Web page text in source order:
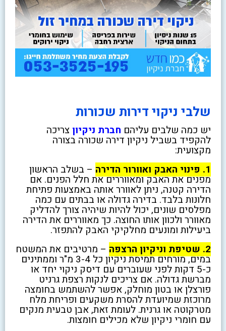
שלבי ניקוי דירות שכורות
יש כמה שלבים עליהם חברת ניקיון צריכה
להקפיד בשביל ניקיון דירה שכורה בצורה
מקצועית:
1. פינוי האבק ואוורור הדירה
– בשלב הראשון
מפנים את האבק ומאווררים את חלל הפנים. אם
הדירה קטנה, ניתן לאוורר אותה באמצעות פתיחת
חלונות בלבד. בדירה גדולה או בבתים עם כמה
מפלסים שונים, יכול להיות שיהיה צורך להדליק
מאוורר ולכוון אותו החוצה. כך מאווררים את הדירה
ביעילות ומונעים מחלקיקי האבק להתפזר.
2. שטיפת וניקיון הרצפה
– מרטיבים את המשטח
במים, מורחים תמיסת ניקיון כל 3-4 מ"ר וממתינים
כ-5 דקות לפני שעוברים עם דיסק ניקוי יחד או
מברשת גדולה. אם צריכים לנקות רצפת גרניט
פורצלן או בטון מוחלק, אפשר להשתמש בחומצה
מרוכזת שמיועדת להסרת משקעים ופריחת מלח
מטרקוטה או גרנית. לעומת זאת, אבן טבעית מנקים
עם חומרי ניקיון שלא מכילים חומצות.